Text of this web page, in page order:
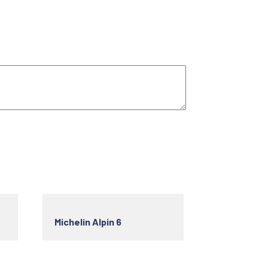
Michelin Alpin 6